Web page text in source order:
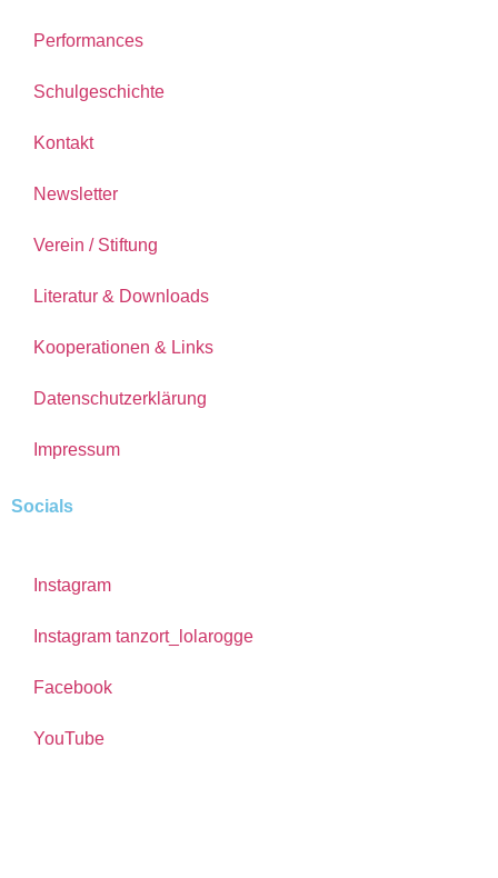
Performances
Schulgeschichte
Kontakt
Newsletter
Verein / Stiftung
Literatur & Downloads
Kooperationen & Links
Datenschutzerklärung
Impressum
Socials
Instagram
Instagram tanzort_lolarogge
Facebook
YouTube